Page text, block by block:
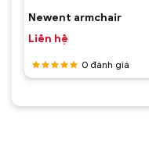
Newent armchair
Liên hệ
Được
55 sao
0 đánh giá